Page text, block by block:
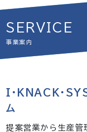
SERVICE
事業案内
I・KNACK・
ム
提案営業から生産管